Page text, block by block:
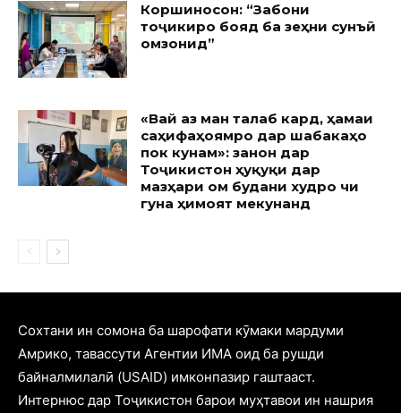
Коршиносон: “Забони
тоҷикиро бояд ба зеҳни сунъӣ
омӯзонид”
«Вай аз ман талаб кард, ҳамаи
саҳифаҳоямро дар шабакаҳо
пок кунам»: занон дар
Тоҷикистон ҳуқуқи дар
мазҳари ом будани худро чи
гуна ҳимоят мекунанд
Cохтани ин сомона ба шарофати кӯмаки мардуми
Амрико, тавассути Агентии ИМА оид ба рушди
байналмилалӣ (USAID) имконпазир гаштааст.
Интернюс дар Тоҷикистон барои муҳтавои ин нашрия